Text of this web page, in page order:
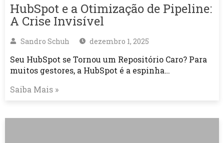
HubSpot e a Otimização de Pipeline:
A Crise Invisível
Sandro Schuh dezembro 1, 2025
Seu HubSpot se Tornou um Repositório Caro? Para
muitos gestores, a HubSpot é a espinha…
Saiba Mais »